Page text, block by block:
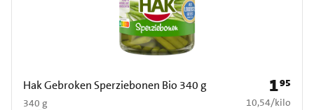
Hak Gebroken Sperziebonen Bio 340 g
340 g
Prijs: €
195
€ 10,54 per kilo
10,54/kilo